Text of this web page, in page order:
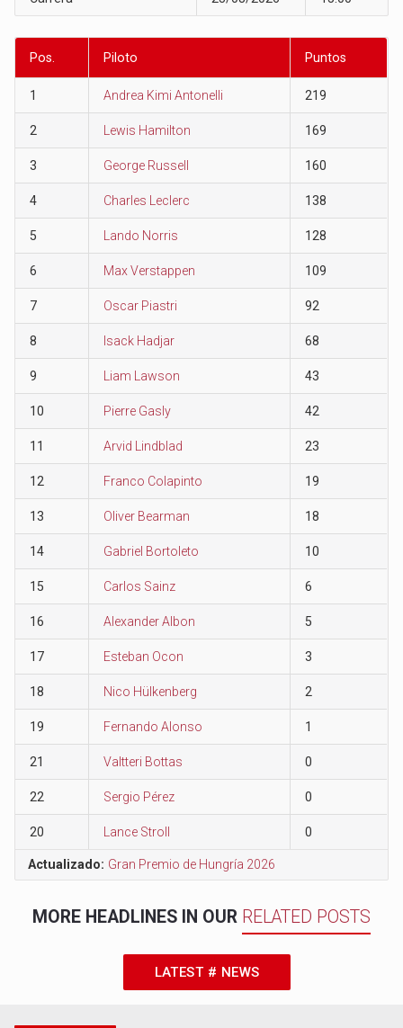
Pos. Piloto Puntos
1 Andrea Kimi Antonelli 219
2 Lewis Hamilton 169
3 George Russell 160
4 Charles Leclerc 138
5 Lando Norris 128
6 Max Verstappen 109
7 Oscar Piastri 92
8 Isack Hadjar 68
9 Liam Lawson 43
10 Pierre Gasly 42
11 Arvid Lindblad 23
12 Franco Colapinto 19
13 Oliver Bearman 18
14 Gabriel Bortoleto 10
15 Carlos Sainz 6
16 Alexander Albon 5
17 Esteban Ocon 3
18 Nico Hülkenberg 2
19 Fernando Alonso 1
21 Valtteri Bottas 0
22 Sergio Pérez 0
20 Lance Stroll 0
Actualizado: Gran Premio de Hungría 2026
MORE HEADLINES IN OUR RELATED POSTS
LATEST # NEWS